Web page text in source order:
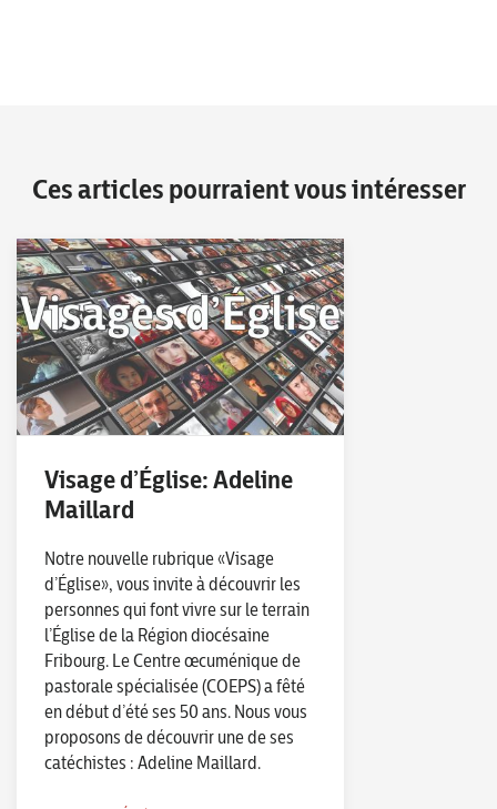
Ces articles pourraient vous intéresser
Visage d’Église: Adeline
Maillard
Notre nouvelle rubrique «Visage
d’Église», vous invite à découvrir les
personnes qui font vivre sur le terrain
l’Église de la Région diocésaine
Fribourg. Le Centre œcuménique de
pastorale spécialisée (COEPS) a fêté
en début d’été ses 50 ans. Nous vous
proposons de découvrir une de ses
catéchistes : Adeline Maillard.